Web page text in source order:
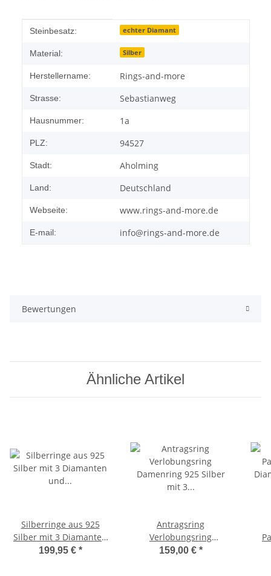
Produkteigenschaft
Wert
Steinbesatz: echter Diamant
Material: Silber
Herstellername: Rings-and-more
Strasse: Sebastianweg
Hausnummer: 1a
PLZ: 94527
Stadt: Aholming
Land: Deutschland
Webseite: www.rings-and-more.de
E-mail: info@rings-and-more.de
Bewertungen
Ähnliche Artikel
Silberringe aus 925
Silber mit 3 Diamanten
und Lasergravur 3B37
199,95 € *
Antragsring
Verlobungsring
Damenring 925 Silber
159,00 € *